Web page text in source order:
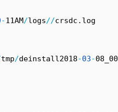
-11AM/logs//crsdc.log
tmp/deinstall2018-03-08_00